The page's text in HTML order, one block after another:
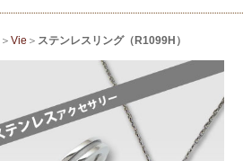
＞ Vie ＞ ステンレスリング（R1099H）